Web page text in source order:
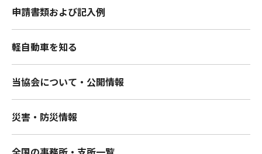
申請書類および記入例
軽自動車を知る
当協会について・公開情報
災害・防災情報